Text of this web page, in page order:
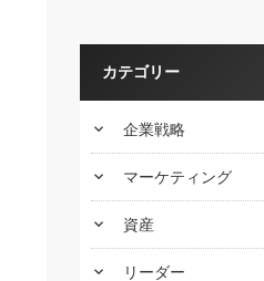
カテゴリー
keyboard_arrow_down 企業戦略
keyboard_arrow_down マーケティング
keyboard_arrow_down 資産
keyboard_arrow_down リーダー